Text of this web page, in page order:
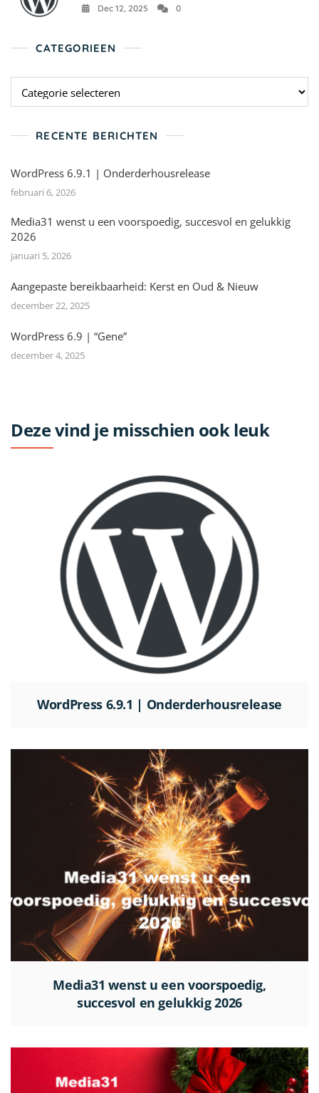
Dec 12, 2025 0
CATEGORIEEN
RECENTE BERICHTEN
WordPress 6.9.1 | Onderderhousrelease
februari 6, 2026
Media31 wenst u een voorspoedig, succesvol en gelukkig
2026
januari 5, 2026
Aangepaste bereikbaarheid: Kerst en Oud & Nieuw
december 22, 2025
WordPress 6.9 | “Gene”
december 4, 2025
Deze vind je misschien ook leuk
WordPress 6.9.1 | Onderderhousrelease
Media31 wenst u een voorspoedig,
succesvol en gelukkig 2026